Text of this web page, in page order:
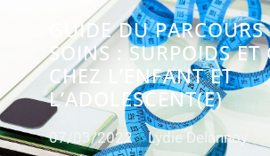
GUIDE DU
SOINS : SURPOIDS ET
CHEZ L’ENFANT ET
L’ADOLESCENT(E)
07/03/2022 Lydie Delannoy